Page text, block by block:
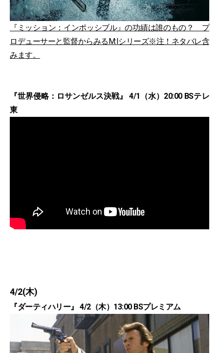
『ミッション：インポッシブル』の功績は誰のもの？ プ
ロデューサーと監督からみるM:Iシリーズ※注！ネタバレ含
みます。
『世界侵略：ロサンゼルス決戦』 4/1（水）20:00 BSテレ
東
4/2(木)
『ダーティハリー』 4/2（木）13:00 BSプレミアム